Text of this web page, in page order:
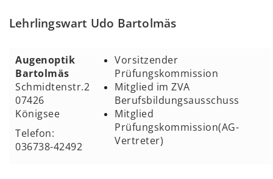
Lehrlingswart Udo Bartolmäs
Augenoptik
Bartolmäs
Schmidtenstr.2
07426
Königsee
Telefon:
036738-42492
Vorsitzender
Prüfungskommission
Mitglied im ZVA
Berufsbildungsausschuss
Mitglied
Prüfungskommission(AG-
Vertreter)